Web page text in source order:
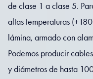
de clase 1 a clase 5.
altas temperaturas
lámina, armado con
Podemos producir
y diámetros de hasta